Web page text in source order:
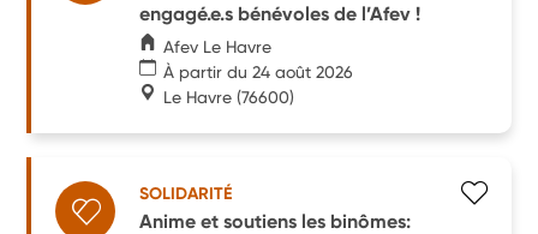
engagé.e.s bénévoles de l’Afev !
Afev Le Havre
À partir du 24 août 2026
Le Havre (76600)
SOLIDARITÉ
Anime et soutiens les binômes: